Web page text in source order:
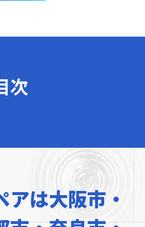
次
アは大阪市・